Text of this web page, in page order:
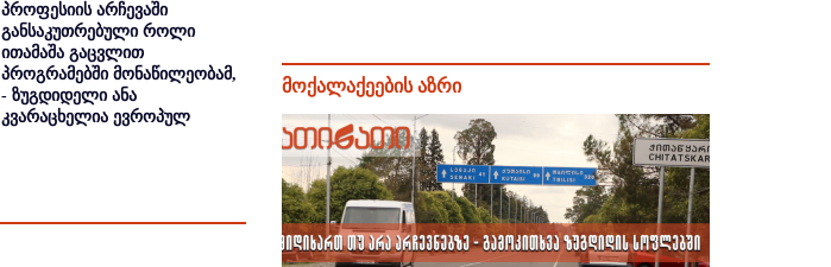
პროფესიის არჩევაში
განსაკუთრებული როლი
ითამაშა გაცვლით
პროგრამებში მონაწილეობამ,
- ზუგდიდელი ანა
კვარაცხელია ევროპულ
მოქალაქეების აზრი